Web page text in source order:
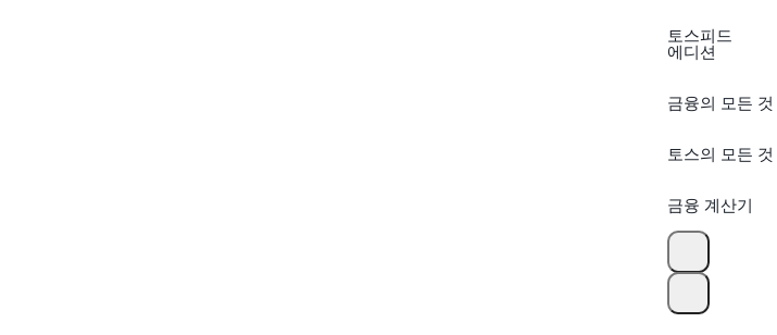
토스피드
에디션
금융의 모든 것
토스의 모든 것
금융 계산기